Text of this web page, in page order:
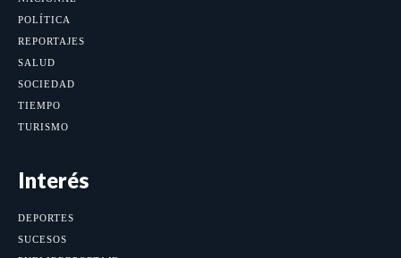
POLÍTICA
REPORTAJES
SALUD
SOCIEDAD
TIEMPO
TURISMO
Interés
DEPORTES
SUCESOS